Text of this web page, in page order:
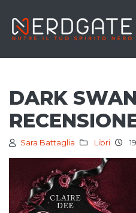
DARK
Sara Battaglia Libri